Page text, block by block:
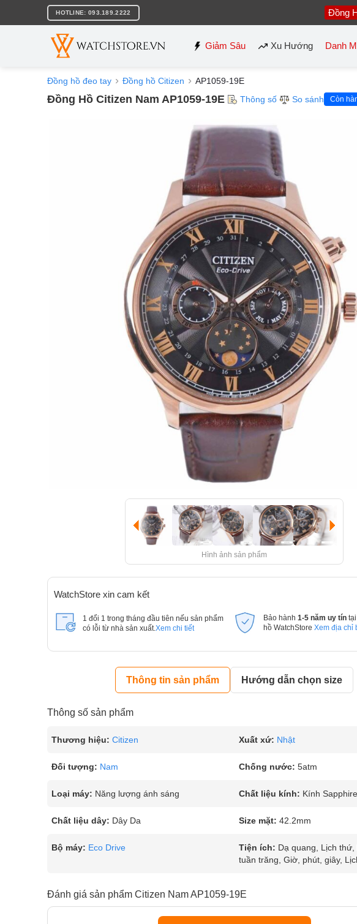
nội
HOTLINE: 093.189.2222 Đồng
Giảm Sâu Xu Hướng Danh
Đồng hồ đeo tay Đồng hồ Citizen AP1059-19E
Đồng Hồ Citizen Nam AP1059-19E Thông số So sánh Còn
Hình ảnh sản phẩm
WatchStore xin cam kết
1 đổi 1 trong tháng đầu tiên nếu sản phẩm
có lỗi từ nhà sản xuất. Xem chi tiết
Bảo hành 1-5 năm uy tín
hồ WatchStore Xem địa chỉ
Thông tin sản phẩm Hướng dẫn chọn size
Thông số sản phẩm
Thương hiệu: Citizen Xuất xứ: Nhật
Đối tượng: Nam Chống nước: 5atm
Loại máy: Năng lượng ánh sáng Chất liệu kính: Kính Sapphire
Chất liệu dây: Dây Da Size mặt: 42.2mm
Bộ máy: Eco Drive Tiện ích: Dạ quang, Lịch thứ,
tuần trăng, Giờ, phút, giây,
Đánh giá sản phẩm Citizen Nam AP1059-19E